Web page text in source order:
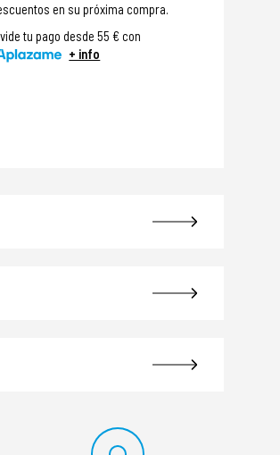
en su próxima compra.
tu pago desde 55 € con
+ info